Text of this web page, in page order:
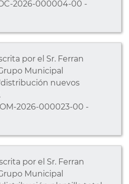
2026-000004-00 -
por el Sr. Ferran
Municipal
nuevos
2026-000023-00 -
por el Sr. Ferran
Municipal